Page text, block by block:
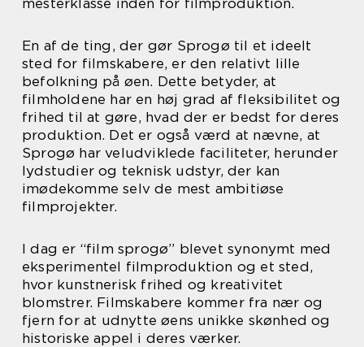
En af de ting, der gør Sprogø til et ideelt
sted for filmskabere, er den relativt lille
befolkning på øen. Dette betyder, at
filmholdene har en høj grad af fleksibilitet og
frihed til at gøre, hvad der er bedst for deres
produktion. Det er også værd at nævne, at
Sprogø har veludviklede faciliteter, herunder
lydstudier og teknisk udstyr, der kan
imødekomme selv de mest ambitiøse
filmprojekter.
I dag er “film sprogø” blevet synonymt med
eksperimentel filmproduktion og et sted,
hvor kunstnerisk frihed og kreativitet
blomstrer. Filmskabere kommer fra nær og
fjern for at udnytte øens unikke skønhed og
historiske appel i deres værker.